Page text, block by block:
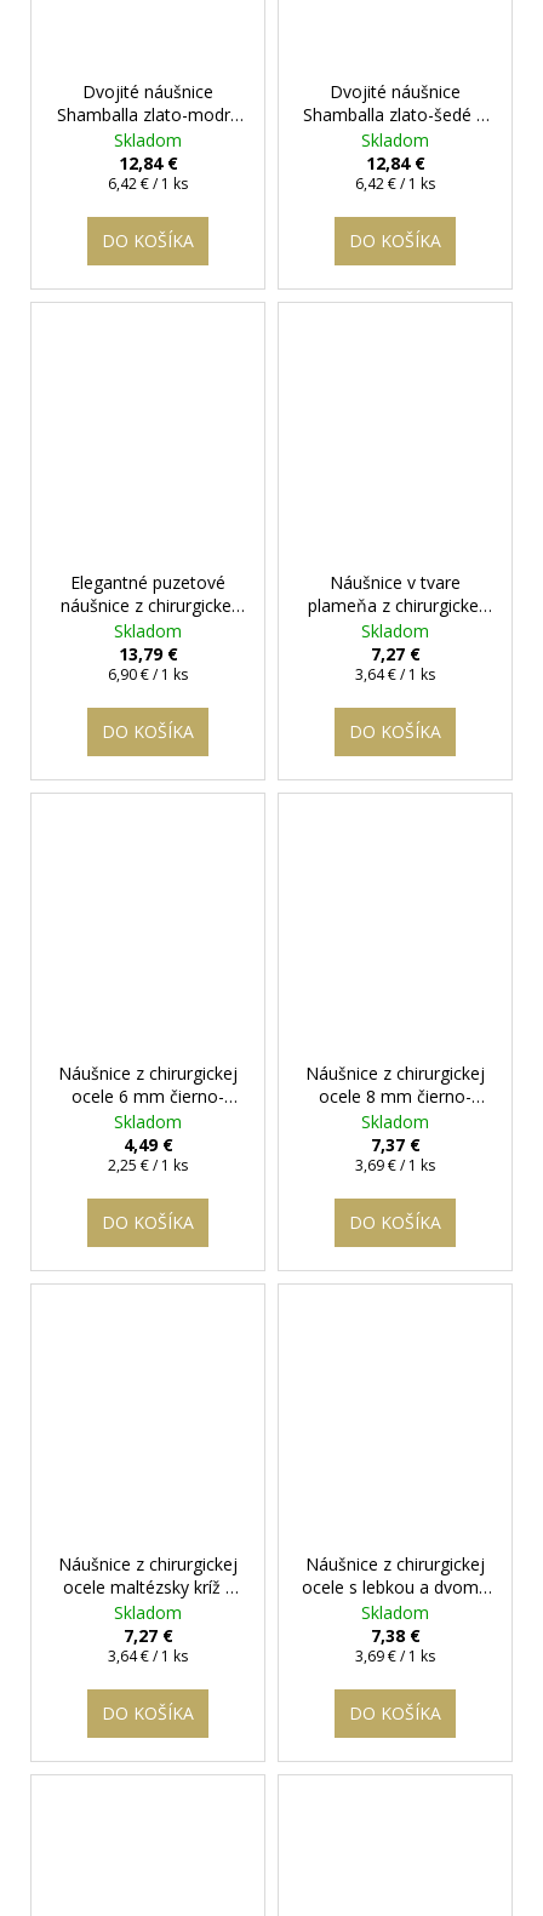
Dvojité náušnice
Shamballa zlato-modré
+ darčeková krabička
zadarmo
Skladom
12,84 €
Jednotková
6,42 € / 1 ks
DO KOŠÍKA
Dvojité náušnice
Shamballa zlato-šedé +
darčeková krabička
zadarmo
Skladom
12,84 €
Jednotková
6,42 € / 1 ks
DO KOŠÍKA
Elegantné puzetové
náušnice z chirurgickej
ocele - Lady Elle
darčeková krabička
zadarmo
Skladom
13,79 €
Jednotková
6,90 € / 1 ks
DO KOŠÍKA
Náušnice v tvare
plameňa z chirurgickej
ocele Flame
darčeková krabička
zadarmo
Skladom
7,27 €
Jednotková
3,64 € / 1 ks
DO KOŠÍKA
Náušnice z chirurgickej
ocele 6 mm čierno-
strieborný motív - Chess
+ darčeková krabička
zadarmo
Skladom
4,49 €
Jednotková
2,25 € / 1 ks
DO KOŠÍKA
Náušnice z chirurgickej
ocele 8 mm čierno-
strieborný motív - Chess
+ darčeková krabička
zadarmo
Skladom
7,37 €
Jednotková
3,69 € / 1 ks
DO KOŠÍKA
Náušnice z chirurgickej
ocele maltézsky kríž s
očkom+ darčeková
krabička zadarmo
Skladom
7,27 €
Jednotková
3,64 € / 1 ks
DO KOŠÍKA
Náušnice z chirurgickej
ocele s lebkou a dvoma
mečmi+ darčeková
krabička zadarmo
Skladom
7,38 €
Jednotková
3,69 € / 1 ks
DO KOŠÍKA